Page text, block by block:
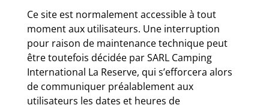
Ce site est normalement accessible à tout
moment aux utilisateurs. Une interruption
pour raison de maintenance technique peut
être toutefois décidée par SARL Camping
International La Reserve, qui s’efforcera alors
de communiquer préalablement aux
utilisateurs les dates et heures de